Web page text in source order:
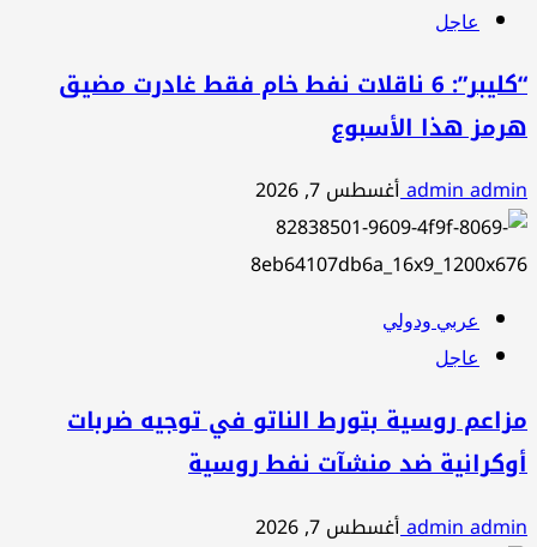
عاجل
“كليبر”: 6 ناقلات نفط خام فقط غادرت مضيق
هرمز هذا الأسبوع
admin adminأغسطس 7, 2026
عربي ودولي
عاجل
مزاعم روسية بتورط الناتو في توجيه ضربات
أوكرانية ضد منشآت نفط روسية
admin adminأغسطس 7, 2026